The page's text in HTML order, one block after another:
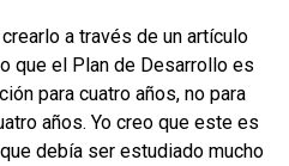
a través de un artículo
que el Plan de Desarrollo es
para cuatro años, no para
años. Yo creo que este es
debía ser estudiado mucho